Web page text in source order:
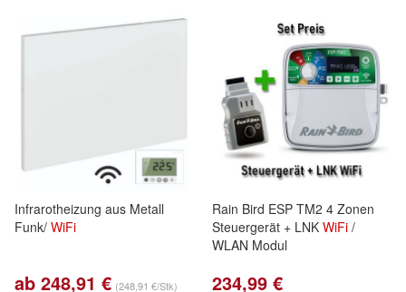
Infrarotheizung aus Metall
Funk/ WiFi
ab 248,91 € (248,91 €/Stk)
Rain Bird ESP TM2 4 Zonen
Steuergerät + LNK WiFi /
WLAN Modul
234,99 €